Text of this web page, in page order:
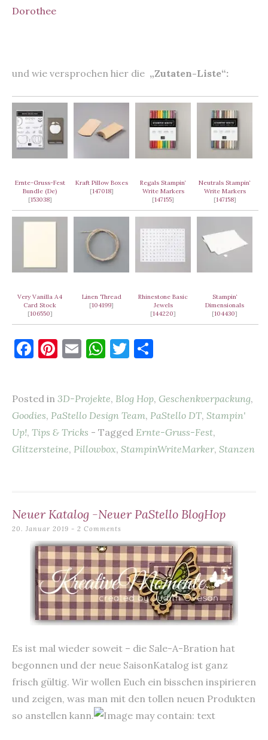
Dorothee
und wie versprochen hier die „Zutaten-Liste“:
Ernte-Gruss-Fest
Bundle (De)
[153038]
Kraft Pillow Boxes
[147018]
Regals Stampin‘
Write Markers
[147155]
Neutrals Stampin‘
Write Markers
[147158]
Very Vanilla A4
Card Stock
[106550]
Linen Thread
[104199]
Rhinestone Basic
Jewels
[144220]
Stampin‘
Dimensionals
[104430]
F
e
b
o
Pi
es
t
E
l
W
s
A
p
T
te
r
n
Posted in 3D-Projekte, Blog Hop, Geschenkverpackung,
Goodies, PaStello Design Team, PaStello DT, Stampin'
Up!, Tips & Tricks - Tagged Ernte-Gruss-Fest,
Glitzersteine, Pillowbox, StampinWriteMarker, Stanzen
Neuer Katalog -Neuer PaStello BlogHop
20. Januar 2019 2 Comments
Es ist mal wieder soweit – die Sale-A-Bration hat
begonnen und der neue SaisonKatalog ist ganz
frisch gültig. Wir wollen Euch ein bisschen inspirieren
und zeigen, was man mit den tollen neuen Produkten
so anstellen kann.